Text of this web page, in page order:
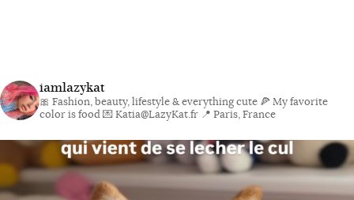
iamlazykat
🎀 Fashion, beauty, lifestyle & everything cute 🍕 My favorite
color is food💌 Katia@LazyKat.fr 📍 Paris, France